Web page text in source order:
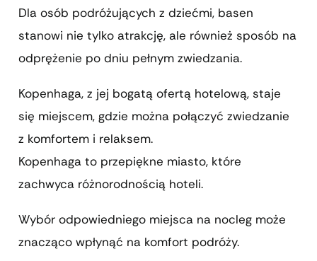
Dla osób podróżujących z dziećmi, basen
stanowi nie tylko atrakcję, ale również sposób na
odprężenie po dniu pełnym zwiedzania.
Kopenhaga, z jej bogatą ofertą hotelową, staje
się miejscem, gdzie można połączyć zwiedzanie
z komfortem i relaksem.
Kopenhaga to przepiękne miasto, które
zachwyca różnorodnością hoteli.
Wybór odpowiedniego miejsca na nocleg może
znacząco wpłynąć na komfort podróży.